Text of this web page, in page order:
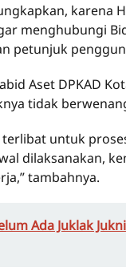
karena
menghubungi
petunjuk
Aset DPKAD
tidak
terlibat untuk
dilaksanakan,
tambahnya.
Ada Juklak